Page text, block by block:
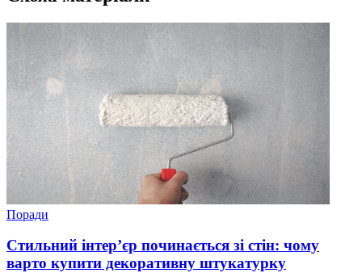
Поради
Стильний інтер’єр починається зі стін: чому
варто купити декоративну штукатурку